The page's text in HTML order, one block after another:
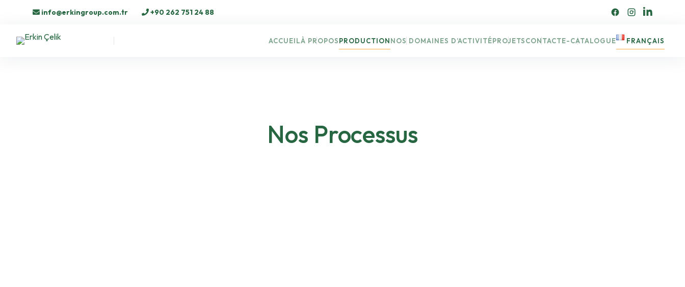
info@erkingroup.com.tr +90 262 751 24 88
ACCUEILÀ PROPOSPRODUCTIONNOS DOMAINES D’ACTIVITÉPROJETSCONTACTE-CATALOGUE FRANÇAIS
Nos Processus